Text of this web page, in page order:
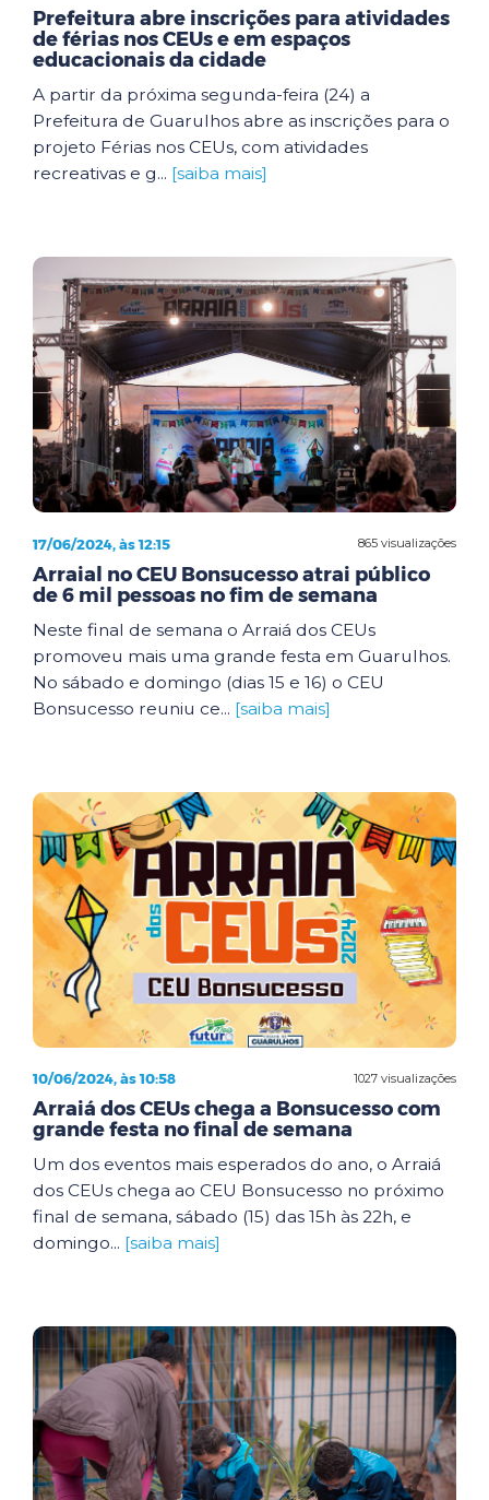
Prefeitura abre inscrições para atividades
de férias nos CEUs e em espaços
educacionais da cidade
A partir da próxima segunda-feira (24) a
Prefeitura de Guarulhos abre as inscrições para o
projeto Férias nos CEUs, com atividades
recreativas e g... [saiba mais]
865 visualizações
17/06/2024, às 12:15
Arraial no CEU Bonsucesso atrai público
de 6 mil pessoas no fim de semana
Neste final de semana o Arraiá dos CEUs
promoveu mais uma grande festa em Guarulhos.
No sábado e domingo (dias 15 e 16) o CEU
Bonsucesso reuniu ce... [saiba mais]
1027 visualizações
10/06/2024, às 10:58
Arraiá dos CEUs chega a Bonsucesso com
grande festa no final de semana
Um dos eventos mais esperados do ano, o Arraiá
dos CEUs chega ao CEU Bonsucesso no próximo
final de semana, sábado (15) das 15h às 22h, e
domingo... [saiba mais]